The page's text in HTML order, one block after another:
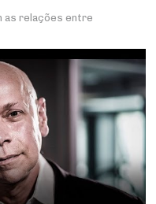
as relações entre